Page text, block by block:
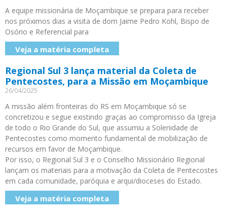
A equipe missionária de Moçambique se prepara para receber
nos próximos dias a visita de dom Jaime Pedro Kohl, Bispo de
Osório e Referencial para
Veja a matéria completa
Regional Sul 3 lança material da Coleta de
Pentecostes, para a Missão em Moçambique
26/04/2025
A missão além fronteiras do RS em Moçambique só se
concretizou e segue existindo graças ao compromisso da Igreja
de todo o Rio Grande do Sul, que assumiu a Solenidade de
Pentecostes como momento fundamental de mobilização de
recursos em favor de Moçambique.
Por isso, o Regional Sul 3 e o Conselho Missionário Regional
lançam os materiais para a motivação da Coleta de Pentecostes
em cada comunidade, paróquia e arqui/dioceses do Estado.
Veja a matéria completa